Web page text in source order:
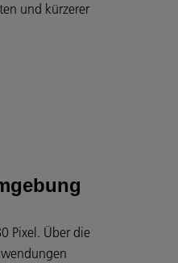
und kürzerer
Pixel. Über die